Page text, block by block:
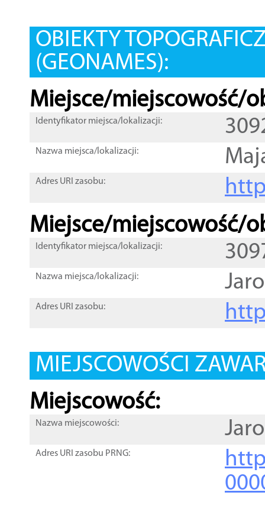
OBIEKTY
(GEONAMES):
Miejsce/miejscowość/
Identyfikator miejsca/lokalizacji:
Nazwa miejsca/lokalizacji:
Adres URI zasobu:
Miejsce/miejscowość/
Identyfikator miejsca/lokalizacji:
Nazwa miejsca/lokalizacji:
Adres URI zasobu:
MIEJSCOWOŚCI
Miejscowość:
Nazwa miejscowości:
Adres URI zasobu PRNG: